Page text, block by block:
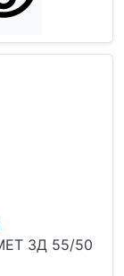
3Д 55/50